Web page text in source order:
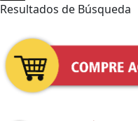
Resultados de Búsqueda